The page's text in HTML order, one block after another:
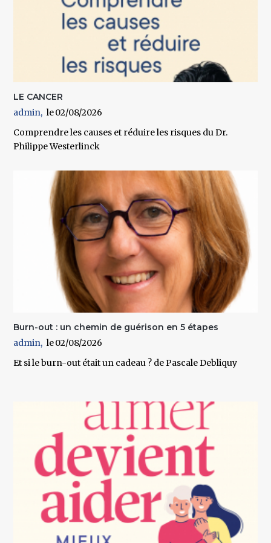
LE CANCER
admin
02/08/2026
Comprendre les causes et réduire les risques du Dr.
Philippe Westerlinck
Burn-out : un chemin de guérison en 5 étapes
admin
02/08/2026
Et si le burn-out était un cadeau ? de Pascale Debliquy